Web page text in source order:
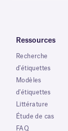
Ressources
Recherche
d'étiquettes
Modèles
d'étiquettes
Littérature
Étude de cas
FAQ